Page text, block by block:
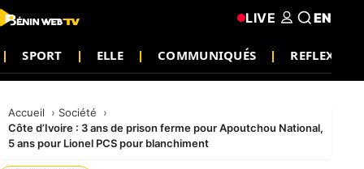
SPORT ELLE COMMUNIQUÉS REFLEXION
LIVE EN
Accueil
Société
Côte d’Ivoire : 3 ans de prison ferme pour Apoutchou National,
5 ans pour Lionel PCS pour blanchiment